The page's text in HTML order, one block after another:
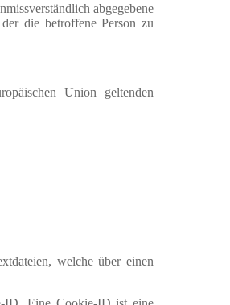
abgegebene
die betroffene Person zu
Union geltenden
welche über einen